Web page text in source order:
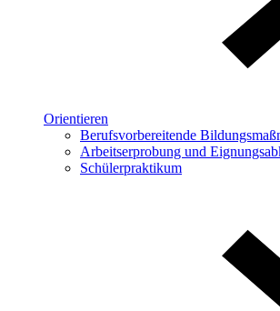
Orientieren
Berufsvorbereitende
Arbeitserprobung und
Schülerpraktikum